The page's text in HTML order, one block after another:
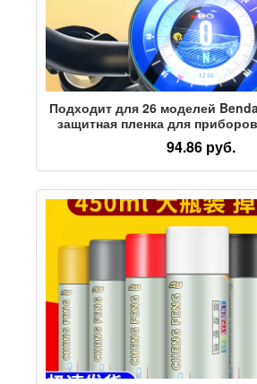
Подходит для 26 моделей
защитная пленка для
пленкой black flag 950/500
приборов мотоциклетная
для модификации
94.86 руб.